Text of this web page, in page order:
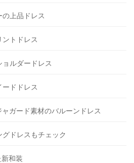
上品ドレス
トドレス
ルダードレス
ードドレス
ガード素材のバルーンドレス
ドレスもチェック
和装